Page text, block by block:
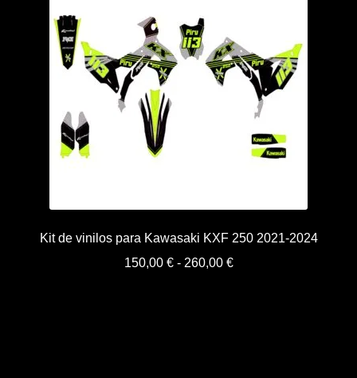
Kit de vinilos para Kawasaki KXF 250 2021-2024
150,00 € - 260,00 €Rango